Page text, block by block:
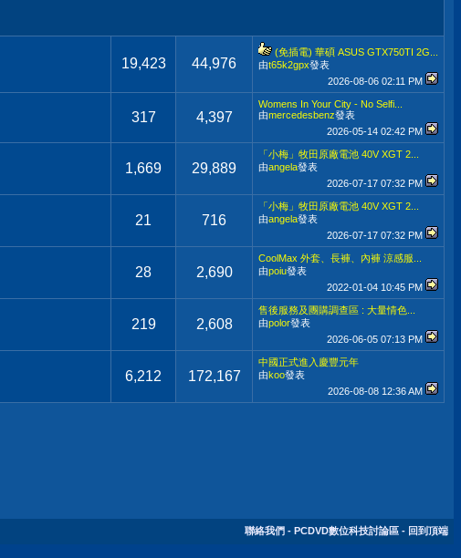
19,423 44,976
(免插電) 華碩 ASUS GTX750TI 2G...
由t65k2gpx發表
2026-08-06 02:11 PM
317 4,397
Womens In Your City - No Selfi...
由mercedesbenz發表
2026-05-14 02:42 PM
1,669 29,889
「小梅」牧田原廠電池 40V XGT 2...
由angela發表
2026-07-17 07:32 PM
21 716
「小梅」牧田原廠電池 40V XGT 2...
由angela發表
2026-07-17 07:32 PM
28 2,690
CoolMax 外套、長褲、內褲 涼感服...
由poiu發表
2022-01-04 10:45 PM
219 2,608
售後服務及團購調查區 : 大量情色...
由polor發表
2026-06-05 07:13 PM
6,212 172,167
中國正式進入慶豐元年
由koo發表
2026-08-08 12:36 AM
聯絡我們 - PCDVD數位科技討論區 - 回到頂端